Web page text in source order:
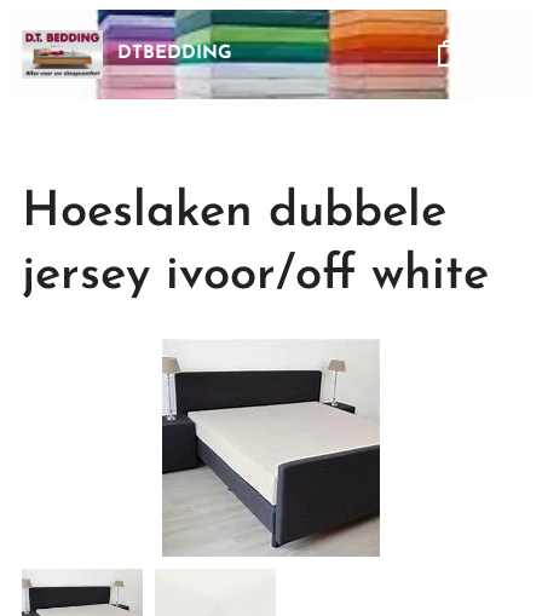
DTBEDDING
Hoeslaken dubbele
jersey ivoor/off white